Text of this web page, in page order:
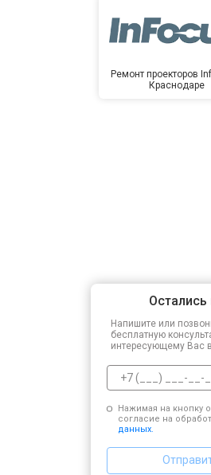
Ремонт проекторов
Краснодаре
Напишите или
бесплатную
интересующему Вас
Нажимая на кнопку
согласие на
данных.